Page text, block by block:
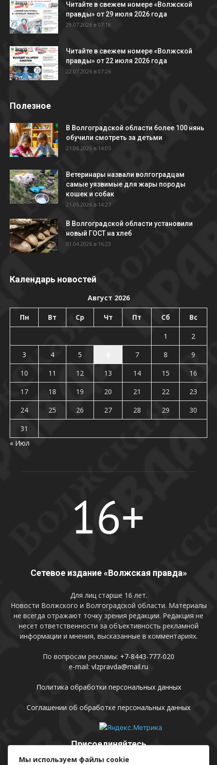
Читайте в свежем номере «Волжской
правды» от 29 июля 2026 года
29.07.2026 в 07:18
Читайте в свежем номере «Волжской
правды» от 22 июля 2026 года
22.07.2026 в 07:26
Полезное
В Волгоградской области более 100 нянь
обучили смотреть за детьми
21.06.2026 в 14:05
Ветеринары назвали волгоградцам
самые уязвимые для жары породы
кошек и собак
21.05.2026 в 14:27
В Волгоградской области установили
новый ГОСТ на хлеб
01.04.2026 в 16:23
Календарь новостей
Август 2026
Пн Вт Ср Чт Пт Сб Вс
1
2
3
4 5 7 8
9
10
11 12 13 14 15
16
17
18 19 20 21 22
23
24
25 26 27 28 29
30
31
« Июл
Сетевое издание «Волжская правда»
Для лиц старше 16 лет.
Новости Волжского и Волгоградской области. Материалы
не всегда отражают точку зрения редакции. Редакция не
несет ответственности за объективность рекламной
информации и мнения, высказанные в комментариях.
По вопросам рекламы: +7-8443-777-020
e-mail: vlzpravda@mail.ru
Политика обработки персональных данных
Соглашении об обработке персональных данных
Присоединяйтесь
Мы используем файлы cookie